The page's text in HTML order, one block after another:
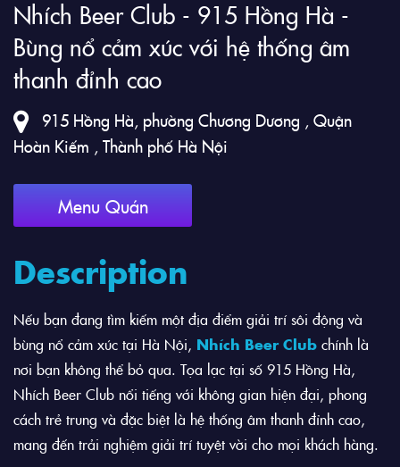
Nhích Beer Club - 915 Hồng Hà -
Bùng nổ cảm xúc với hệ thống âm
thanh đỉnh cao
915 Hồng Hà, phường Chương Dương , Quận
Hoàn Kiếm , Thành phố Hà Nội
Menu Quán
Description
Nếu bạn đang tìm kiếm một địa điểm giải trí sôi động và
bùng nổ cảm xúc tại Hà Nội, Nhích Beer Club chính là
nơi bạn không thể bỏ qua. Tọa lạc tại số 915 Hồng Hà,
Nhích Beer Club nổi tiếng với không gian hiện đại, phong
cách trẻ trung và đặc biệt là hệ thống âm thanh đỉnh cao,
mang đến trải nghiệm giải trí tuyệt vời cho mọi khách hàng.